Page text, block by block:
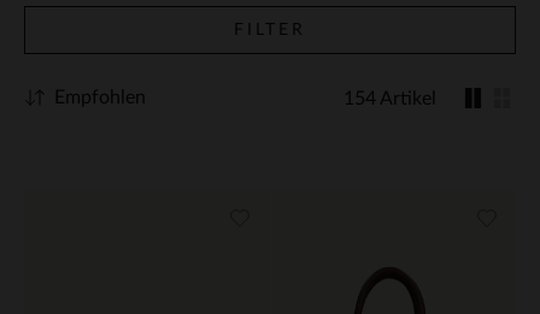
FILTER
154 Artikel
Empfohlen